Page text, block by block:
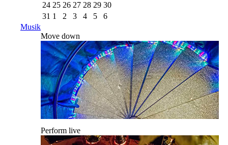
24 25 26 27 28 29 30
31 1 2 3 4 5
6
Musik
Move down
Perform live